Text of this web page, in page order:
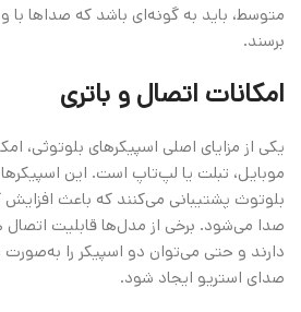
متوسط، باید به گونه‌ای باشد که صداها
برسند.
امکانات اتصال و باتری
یکی از مزایای اصلی اسپیکرهای بلوتوثی،
موبایل، تبلت یا لپ‌تاپ است. این
بلوتوث پشتیبانی می‌کنند که باعث
صدا می‌شود. برخی از مدل‌ها قابلیت اتصال
دارند و حتی می‌توان دو اسپیکر را
صدای استریو ایجاد شود.